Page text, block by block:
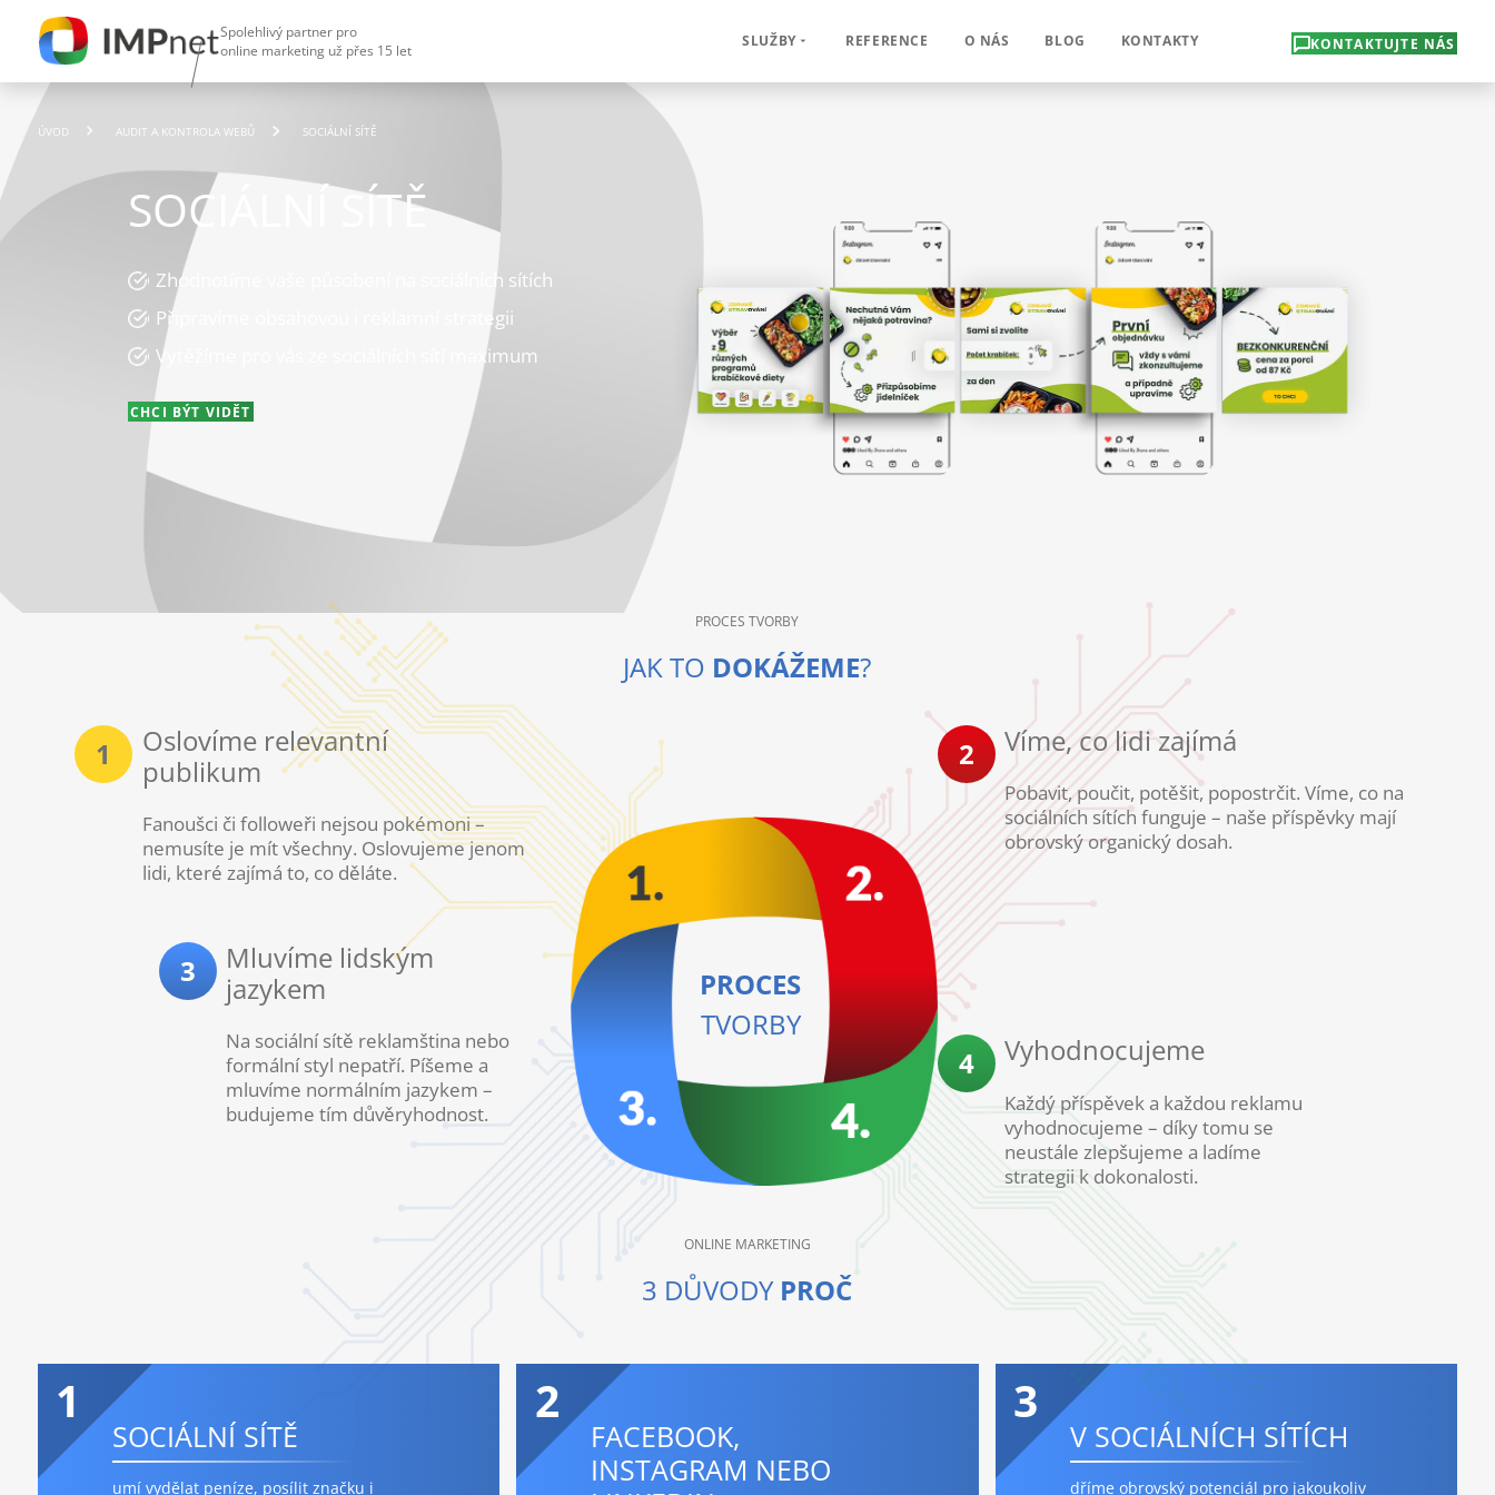
Spolehlivý partner pro
online marketing už přes 15 let
SLUŽBY REFERENCE O NÁS BLOG KONTAKTY KONTAKTUJTE NÁS
ÚVOD AUDIT A KONTROLA WEBŮ SOCIÁLNÍ SÍTĚ
SOCIÁLNÍ SÍTĚ
Zhodnotíme vaše působení na sociálních sítích
Připravíme obsahovou i reklamní strategii
Vytěžíme pro vás ze sociálních sítí maximum
CHCI BÝT VIDĚT
PROCES TVORBY
JAK TO DOKÁŽEME?
1
Oslovíme relevantní
publikum
Fanoušci či followeři nejsou pokémoni –
nemusíte je mít všechny. Oslovujeme jenom
lidi, které zajímá to, co děláte.
3
Mluvíme lidským
jazykem
Na sociální sítě reklamština nebo
formální styl nepatří. Píšeme a
mluvíme normálním jazykem –
budujeme tím důvěryhodnost.
PROCES
TVORBY
2 Víme, co lidi zajímá
Pobavit, poučit, potěšit, popostrčit. Víme, co na
sociálních sítích funguje – naše příspěvky mají
obrovský organický dosah.
4 Vyhodnocujeme
Každý příspěvek a každou reklamu
vyhodnocujeme – díky tomu se
neustále zlepšujeme a ladíme
strategii k dokonalosti.
ONLINE MARKETING
3 DŮVODY PROČ
1
SOCIÁLNÍ SÍTĚ
umí vydělat peníze, posílit značku i
2
FACEBOOK,
INSTAGRAM NEBO
3
V SOCIÁLNÍCH SÍTÍCH
dříme obrovský potenciál pro jakoukoliv